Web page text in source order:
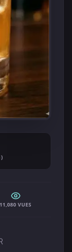
11,080 VUES